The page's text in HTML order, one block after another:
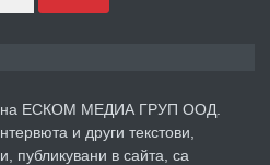
преди 4 дни
на ЕСКОМ МЕДИА ГРУП ООД.
и други текстови,
публикувани в сайта, са